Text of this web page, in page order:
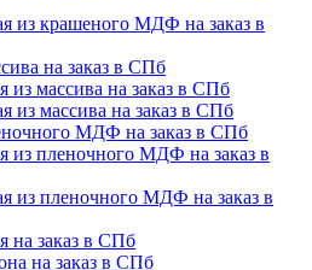
из крашеного МДФ на заказ в
на заказ в СПб
из массива на заказ в СПб
из массива на заказ в СПб
МДФ на заказ в СПб
из пленочного МДФ на заказ в
из пленочного МДФ на заказ в
на заказ в СПб
на заказ в СПб